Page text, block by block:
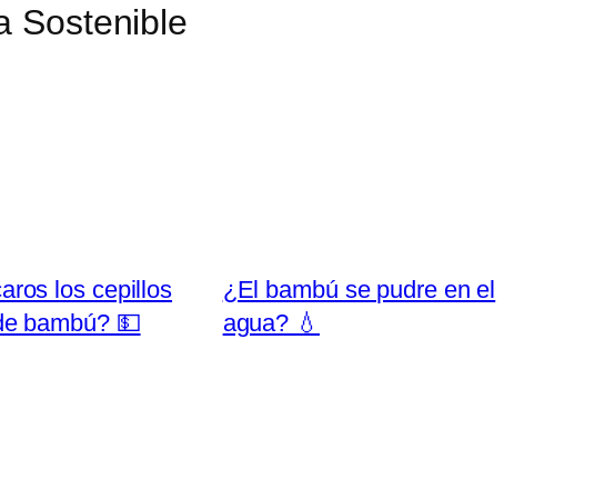
Sostenible
los cepillos
bambú? 💵
¿El bambú se pudre en el
agua? 💧